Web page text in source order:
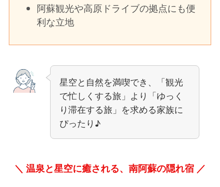
阿蘇観光や高原ドライブの拠点にも便
利な立地
星空と自然を満喫でき、「観光
で忙しくする旅」より「ゆっく
り滞在する旅」を求める家族に
ぴったり♪
＼ 温泉と星空に癒される、南阿蘇の隠れ宿 ／